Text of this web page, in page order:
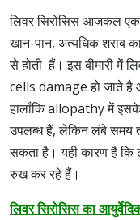
लिवर सिरोसिस आजकल एक
खान-पान, अत्यधिक शराब
से होती हैं। इस बीमारी में
cells damage हो जाते है
हालाँकि allopathy में
उपलब्ध हैं, लेकिन लंबे समय
सकता है। यही कारण है कि
रुख कर रहे हैं।
लिवर सिरोसिस का